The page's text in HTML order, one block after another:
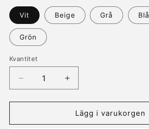
Vit Beige Grå Blå
Grön
Kvantitet
Kvantitet
Minska
kvantitet
för
med
Öka
kvantitet
för
Poster
med
Lägg i varukorgen